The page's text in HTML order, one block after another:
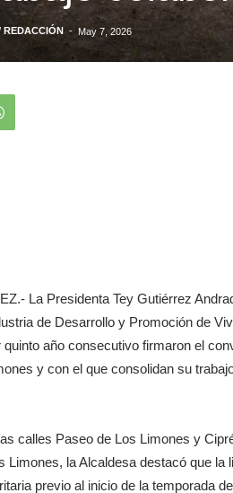
REDACCIÓN - May 7, 2026
La Presidenta Tey Gutiérrez
de Desarrollo y Promoción de
año consecutivo firmaron el
y con el que consolidan su
calles Paseo de Los Limones y
Limones, la Alcaldesa destacó que
previo al inicio de la temporada